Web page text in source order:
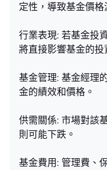
定性，導致基金價格
行業表現: 若基金投
將直接影響基金的投
基金管理: 基金經理
金的績效和價格。
供需關係: 市場對該
則可能下跌。
基金費用: 管理費、